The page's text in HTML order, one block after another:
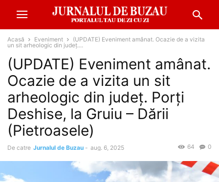
Acasă Eveniment
(UPDATE) Eveniment amânat. Ocazie de a vizita
un sit arheologic din județ....
(UPDATE) Eveniment amânat.
Ocazie de a vizita un sit
arheologic din județ. Porți
Deshise, la Gruiu – Dării
(Pietroasele)
De catre Jurnalul de Buzau - aug. 6, 2025 0
64